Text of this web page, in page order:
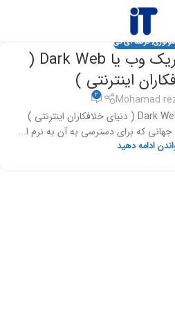
,ترفند آی تی
آشنایی با شبکه تاریک وب یا Dark Web (
اینترنتی )
Mohamad
2
آشنایی با شبکه تاریک وب یا Dark Web ( دنیای خلافکاران اینترنتی )
که برای دسترسی به آن به نرم ا...
ادامه دهید